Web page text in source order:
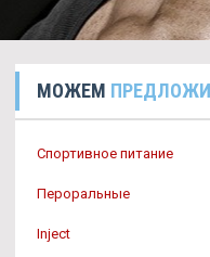
МОЖЕМ
Спортивное питание
Пероральные
Inject